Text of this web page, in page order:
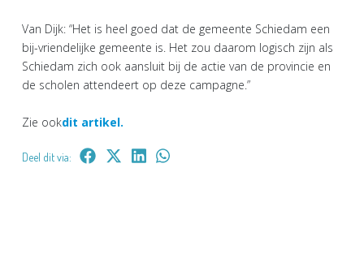
Van Dijk: “Het is heel goed dat de gemeente Schiedam een
bij-vriendelijke gemeente is. Het zou daarom logisch zijn als
Schiedam zich ook aansluit bij de actie van de provincie en
de scholen attendeert op deze campagne.”
Zie ookdit artikel.
Deel dit via: